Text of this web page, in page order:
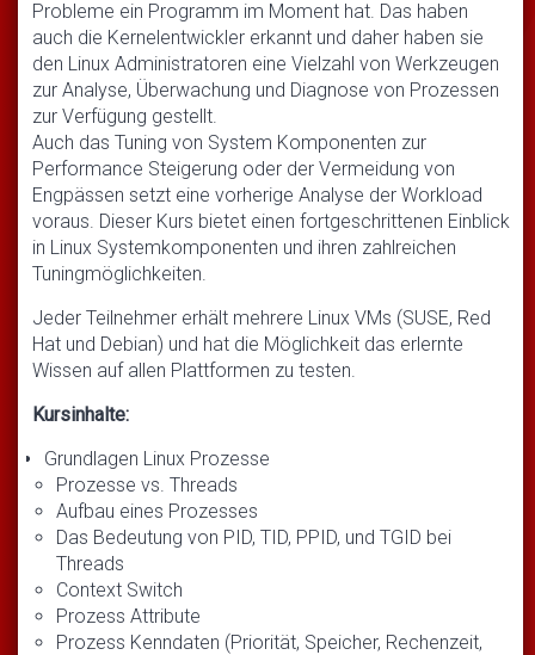
Probleme ein Programm im Moment hat. Das haben
auch die Kernelentwickler erkannt und daher haben sie
den Linux Administratoren eine Vielzahl von Werkzeugen
zur Analyse, Überwachung und Diagnose von Prozessen
zur Verfügung gestellt.
Auch das Tuning von System Komponenten zur
Performance Steigerung oder der Vermeidung von
Engpässen setzt eine vorherige Analyse der Workload
voraus. Dieser Kurs bietet einen fortgeschrittenen Einblick
in Linux Systemkomponenten und ihren zahlreichen
Tuningmöglichkeiten.
Jeder Teilnehmer erhält mehrere Linux VMs (SUSE, Red
Hat und Debian) und hat die Möglichkeit das erlernte
Wissen auf allen Plattformen zu testen.
Kursinhalte:
Grundlagen Linux Prozesse
Prozesse vs. Threads
Aufbau eines Prozesses
Das Bedeutung von PID, TID, PPID, und TGID bei
Threads
Context Switch
Prozess Attribute
Prozess Kenndaten (Priorität, Speicher, Rechenzeit,